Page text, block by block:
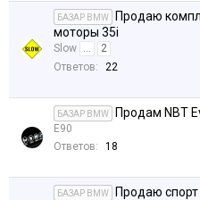
БАЗАР BMW
Продаю
моторы 35i
Slow ...
2
Ответов:
22
БАЗАР BMW Продам NBT
E90
Ответов:
18
БАЗАР BMW Продаю спорт